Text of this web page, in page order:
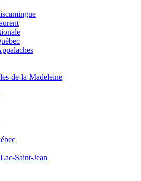
de-la-Madeleine
Saint-Jean